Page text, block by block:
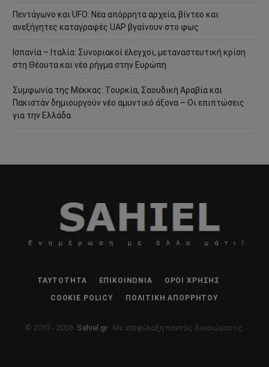
Πεντάγωνο και UFO: Νέα απόρρητα αρχεία, βίντεο και
ανεξήγητες καταγραφές UAP βγαίνουν στο φως
Ισπανία – Ιταλία: Συνοριακοί έλεγχοι, μεταναστευτική κρίση
στη Θέουτα και νέο ρήγμα στην Ευρώπη
Συμφωνία της Μέκκας: Τουρκία, Σαουδική Αραβία και
Πακιστάν δημιουργούν νέο αμυντικό άξονα – Οι επιπτώσεις
για την Ελλάδα
ΤΑΥΤΌΤΗΤΑ ΕΠΙΚΟΙΝΩΝΊΑ ΌΡΟΙ ΧΡΉΣΗΣ
COOKIE POLICY ΠΟΛΙΤΙΚΉ ΑΠΟΡΡΉΤΟΥ
© 2013 - 2026: Sahiel.gr . Με επιφύλαξη παντός δικαιώματος.